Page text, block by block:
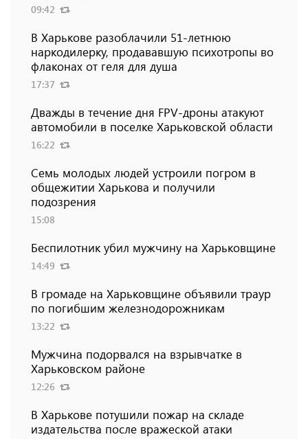
09:42
В Харькове разоблачили 51-летнюю
наркодилерку, продававшую психотропы во
флаконах от геля для душа
17:37
Дважды в течение дня FPV-дроны атакуют
автомобили в поселке Харьковской области
16:22
Семь молодых людей устроили погром в
общежитии Харькова и получили
подозрения
15:08
Беспилотник убил мужчину на Харьковщине
14:49
В громаде на Харьковщине объявили траур
по погибшим железнодорожникам
13:22
Мужчина подорвался на взрывчатке в
Харьковском районе
12:26
В Харькове потушили пожар на складе
издательства после вражеской атаки